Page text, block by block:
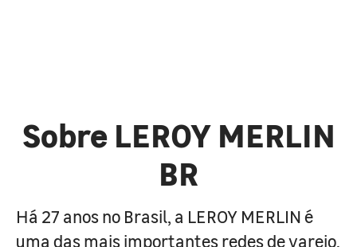
Sobre LEROY MERLIN
BR
Há 27 anos no Brasil, a LEROY MERLIN é
uma das mais importantes redes de varejo,